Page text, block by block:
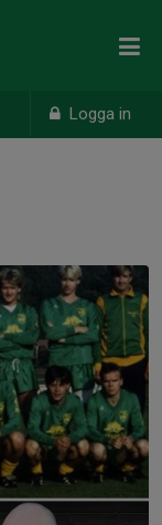
Logga in